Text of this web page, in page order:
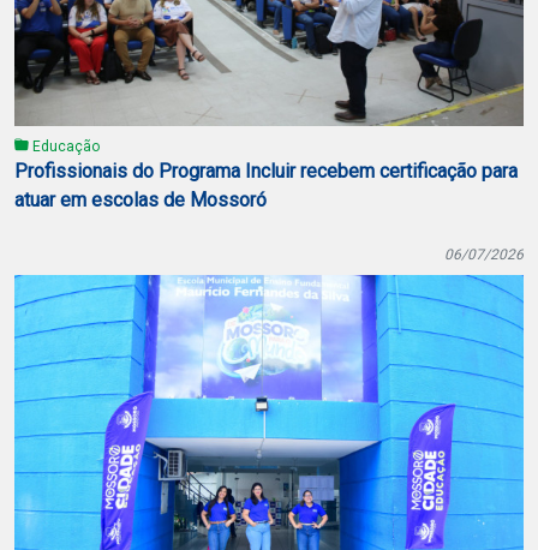
Educação
Profissionais do Programa Incluir recebem certificação para
atuar em escolas de Mossoró
06/07/2026